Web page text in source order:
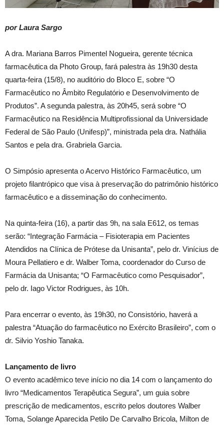
por Laura Sargo
A dra. Mariana Barros Pimentel Nogueira, gerente técnica
farmacêutica da Photo Group, fará palestra às 19h30 desta
quarta-feira (15/8), no auditório do Bloco E, sobre “O
Farmacêutico no Âmbito Regulatório e Desenvolvimento de
Produtos”. A segunda palestra, às 20h45, será sobre “O
Farmacêutico na Residência Multiprofissional da Universidade
Federal de São Paulo (Unifesp)”, ministrada pela dra. Nathália
Santos e pela dra. Grabriela Garcia.
O Simpósio apresenta o Acervo Histórico Farmacêutico, um
projeto filantrópico que visa à preservação do patrimônio histórico
farmacêutico e a disseminação do conhecimento.
Na quinta-feira (16), a partir das 9h, na sala E612, os temas
serão: “Integração Farmácia – Fisioterapia em Pacientes
Atendidos na Clínica de Prótese da Unisanta”, pelo dr. Vinícius de
Moura Pellatiero e dr. Walber Toma, coordenador do Curso de
Farmácia da Unisanta; “O Farmacêutico como Pesquisador”,
pelo dr. Iago Victor Rodrigues, às 10h.
Para encerrar o evento, às 19h30, no Consistório, haverá a
palestra “Atuação do farmacêutico no Exército Brasileiro”, com o
dr. Silvio Yoshio Tanaka.
Lançamento de livro
O evento acadêmico teve início no dia 14 com o lançamento do
livro “Medicamentos Terapêutica Segura”, um guia sobre
prescrição de medicamentos, escrito pelos doutores Walber
Toma, Solange Aparecida Petilo De Carvalho Bricola, Milton de